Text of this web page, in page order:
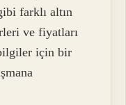
farklı altın
ve fiyatları
için bir